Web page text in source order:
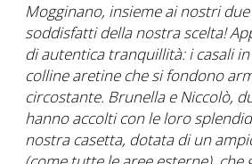
Mogginano, insieme ai nostri
soddisfatti della nostra scelta!
di autentica tranquillità: i casali
colline aretine che si fondono
circostante. Brunella e Niccolò,
hanno accolti con le loro
nostra casetta, dotata di un